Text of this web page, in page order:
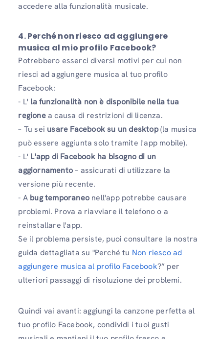
accedere alla funzionalità musicale.
4. Perché non riesco ad aggiungere
musica al mio profilo Facebook?
Potrebbero esserci diversi motivi per cui non
riesci ad aggiungere musica al tuo profilo
Facebook:
- L' la funzionalità non è disponibile nella tua
regionea causa di restrizioni di licenza.
– Tu sei usare Facebook su un desktop(la musica
può essere aggiunta solo tramite l'app mobile).
- L' L'app di Facebook ha bisogno di un
aggiornamento– assicurati di utilizzare la
versione più recente.
- A bug temporaneo nell'app potrebbe causare
problemi. Prova a riavviare il telefono o a
reinstallare l'app.
Se il problema persiste, puoi consultare la nostra
guida dettagliata su "Perché tu Non riesco ad
aggiungere musica al profilo Facebook?” per
ulteriori passaggi di risoluzione dei problemi.
Quindi vai avanti: aggiungi la canzone perfetta al
tuo profilo Facebook, condividi i tuoi gusti